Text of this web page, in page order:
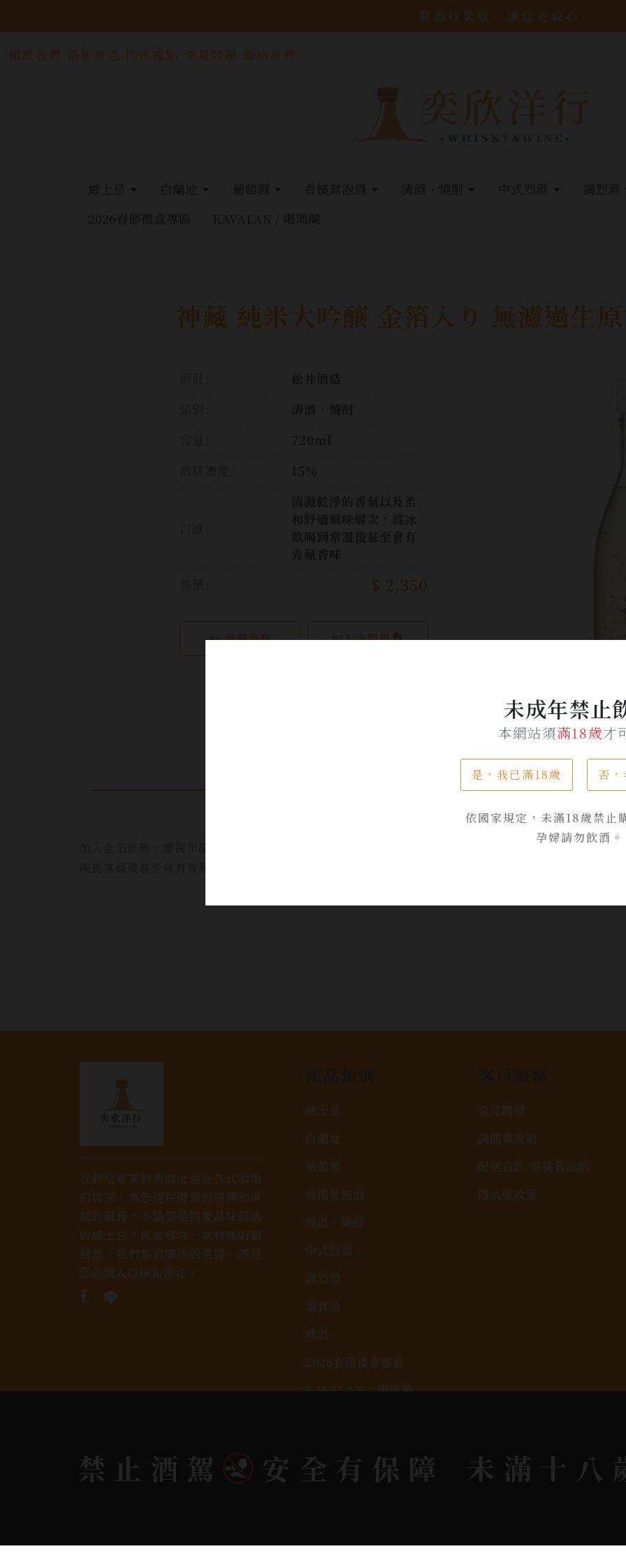
未成年禁止
本網站須滿18歲才
是，我已滿18歲 否
依國家規定，未滿18歲禁止
孕婦請勿飲酒。
買酒找奕欣，讓您更放心
關於我們 最新消息 門市據點 常見問題 聯絡我們
威士忌 白蘭地 葡萄酒 香檳氣泡酒 清酒、燒酎 中式烈酒
調烈酒
2026春節禮盒專區
KAVALAN / 噶瑪蘭
神藏 純米大吟釀 金箔入り 無濾過生
繼續瀏覽 加入詢問單
加入金箔修飾，慶祝年節限量版本!以精米50%的純米大吟釀為原酒，並且使用超軟水水源，口感有著
我們是專業銷售威士忌及各式酒類
的店家，為您提供優質的選擇和卓
越的服務。不論您是熱愛品味經典
的威士忌，或者尋求一款特殊的葡
萄酒，我們都有廣泛的選擇，滿足
您的個人口味和喜好。
威士忌
白蘭地
葡萄酒
香檳氣泡酒
清酒、燒酎
中式烈酒
調烈酒
果實酒
啤酒
2026春節禮盒專區
KAVALAN / 噶瑪蘭
常見問題
詢問單說明
配送資訊/退換貨說明
隱私權政策
Copyright 奕欣洋行-酒類專賣｜Wine & Spirit © 2026.All rights reserved.Designed By
禁止酒駕 安全有保障 未滿十八